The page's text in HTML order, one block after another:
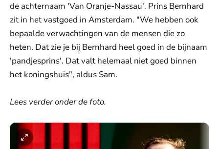
de achternaam 'Van Oranje-Nassau'. Prins Bernhard
zit in het vastgoed in Amsterdam. "We hebben ook
bepaalde verwachtingen van de mensen die zo
heten. Dat zie je bij Bernhard heel goed in de bijnaam
'pandjesprins'. Dat valt helemaal niet goed binnen
het koningshuis", aldus Sam.
Lees verder onder de foto.